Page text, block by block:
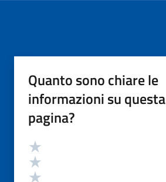
Quanto sono chiare le
informazioni su questa
pagina?
Valutazione